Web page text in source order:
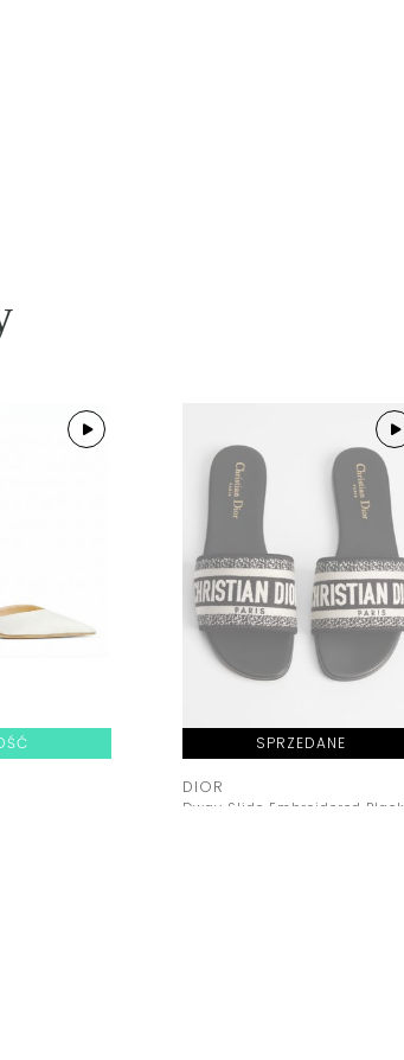
SPRZEDANE
DIOR
Dway Slide Embroidered Black